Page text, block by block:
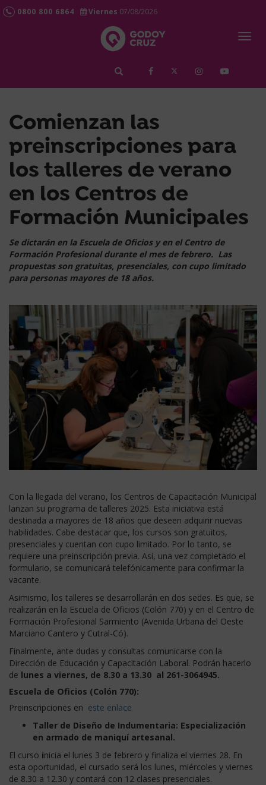
0800 800 6864 Viernes 07/08/2026
Comienzan las
preinscripciones para
los talleres de verano
en los Centros de
Formación Municipales
Se dictarán en la Escuela de Oficios y en el Centro de
Formación Profesional durante el mes de febrero. Las
propuestas son gratuitas, presenciales, con cupo limitado
para personas mayores de 18 años.
Con la llegada del verano, los Centros de Capacitación Municipal
lanzan su programa de talleres 2025. Esta iniciativa está
destinada a mayores de 18 años que deseen adquirir nuevas
habilidades. Cabe destacar que, los cursos son gratuitos,
presenciales y cuentan con cupo limitado. Por lo tanto, se
requiere una preinscripción previa. Así, una vez completado el
formulario, se comunicará telefónicamente para confirmar la
vacante.
Asimismo, los talleres se desarrollarán en dos sedes. Es que, se
realizarán en la Escuela de Oficios (Colón 770) y en el Centro de
Formación Profesional Sarmiento (Avenida Urbana del Oeste
Marciano Cantero y Cutral-Có).
Finalmente, ante dudas y consultas comunicarse con la
Dirección de Educación y Capacitación Laboral. Podrán hacerlo
de lunes a viernes, de 8.30 a 13.30 al 261-3064945.
Escuela de Oficios (Colón 770):
Preinscripciones en este enlace
Taller de Diseño de Indumentaria: Especialización
en armado de maniquí artesanal.
El curso inicia el lunes 3 de febrero y finaliza el viernes 28. En
esta oportunidad, el cursado será los lunes, miércoles y viernes
de 8.30 a 12.30 y contará con 12 clases presenciales.